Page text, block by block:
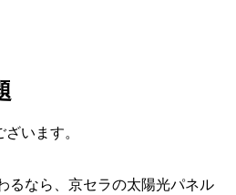
います。
るなら、京セラの太陽光パネル